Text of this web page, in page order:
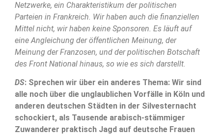
Netzwerke, ein Charakteristikum der politischen
Parteien in Frankreich. Wir haben auch die finanziellen
Mittel nicht, wir haben keine Sponsoren. Es läuft auf
eine Angleichung der öffentlichen Meinung, der
Meinung der Franzosen, und der politischen Botschaft
des Front National hinaus, so wie es sich darstellt.
DS: Sprechen wir über ein anderes Thema: Wir sind
alle noch über die unglaublichen Vorfälle in Köln und
anderen deutschen Städten in der Silvesternacht
schockiert, als Tausende arabisch-stämmiger
Zuwanderer praktisch Jagd auf deutsche Frauen